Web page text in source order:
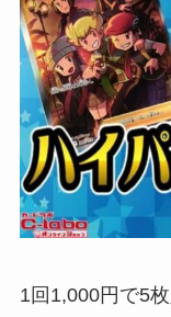
1回1,000円で5